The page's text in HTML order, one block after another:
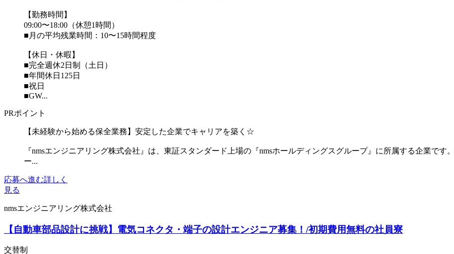
【勤務時間】
09:00〜18:00（休憩1時間）
■月の平均残業時間：10〜15時間程度
【休日・休暇】
■完全週休2日制（土日）
■年間休日125日
■祝日
■GW...
PRポイント
【未経験から始める保全業務】安定した企業でキャリアを築く☆
『nmsエンジニアリング株式会社』は、東証スタンダード上場の『nmsホールディングスグループ』に所属する企業で
ー...
応募へ進む詳しく
見る
nmsエンジニアリング株式会社
【自動車部品設計に挑戦】電気コネクタ・端子の設計エンジニア募集！/初期費用無料の社員寮
交替制